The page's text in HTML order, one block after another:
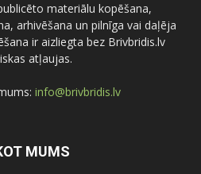
materiālu kopēšana,
arhivēšana un pilnīga vai daļēja
ir aizliegta bez Brivbridis.lv
atļaujas.
info@brivbridis.lv
MUMS